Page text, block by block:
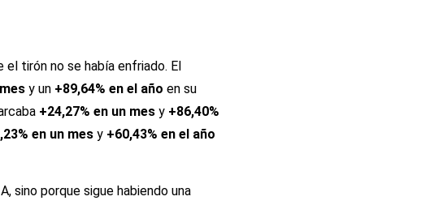
tirón no se había enfriado. El
y un +89,64% en el año en su
+24,27% en un mes y +86,40%
en un mes y +60,43% en el año
sino porque sigue habiendo una